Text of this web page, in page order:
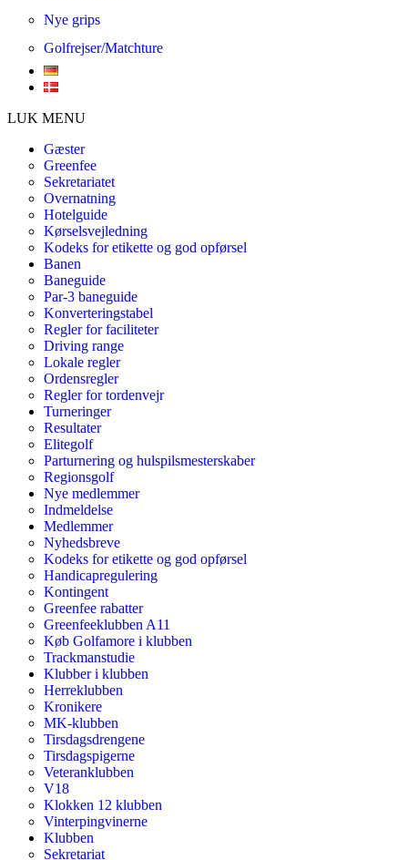
Nye grips
Golfrejser/Matchture
LUK MENU
Gæster
Greenfee
Sekretariatet
Overnatning
Hotelguide
Kørselsvejledning
Kodeks for etikette og god opførsel
Banen
Baneguide
Par-3 baneguide
Konverteringstabel
Regler for faciliteter
Driving range
Lokale regler
Ordensregler
Regler for tordenvejr
Turneringer
Resultater
Elitegolf
Parturnering og hulspilsmesterskaber
Regionsgolf
Nye medlemmer
Indmeldelse
Medlemmer
Nyhedsbreve
Kodeks for etikette og god opførsel
Handicapregulering
Kontingent
Greenfee rabatter
Greenfeeklubben A11
Køb Golfamore i klubben
Trackmanstudie
Klubber i klubben
Herreklubben
Kronikere
MK-klubben
Tirsdagsdrengene
Tirsdagspigerne
Veteranklubben
V18
Klokken 12 klubben
Vinterpingvinerne
Klubben
Sekretariat